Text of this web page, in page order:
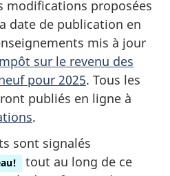
modifications proposées
date de publication en
mis à jour
sur le revenu des
pour 2025. Tous les
publiés en ligne à
.
sont signalés
tout au long de ce